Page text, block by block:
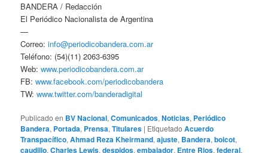
BANDERA / Redacción
El Periódico Nacionalista de Argentina
—
Correo:info@periodicobandera.com.ar
Teléfono: (54)(11) 2063-6395
Web:www.periodicobandera.com.ar
FB:www.facebook.com/periodicobandera
TW:www.twitter.com/banderadigital
Publicado en BV Nacional,Comunicados,Noticias, Periódico
Bandera, Portada, Prensa,Titulares | Etiquetado Acuerdo
Transpacífico,Ahmad Reza Kheirmand,ajuste, Bandera,boicot,
caudillo,Charles Lewis,despidos,embajador, Entre Rios,federal,